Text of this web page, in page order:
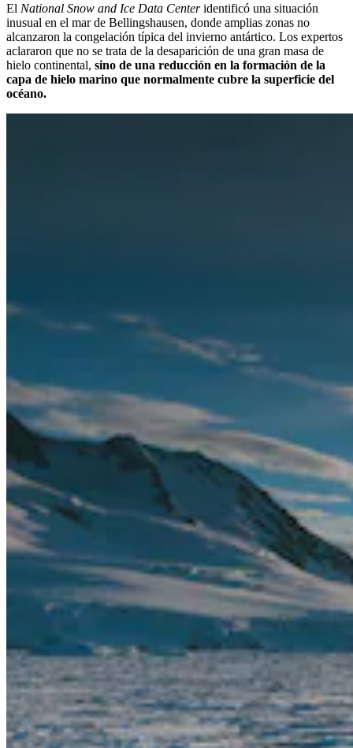
El National Snow and Ice Data Centeridentificó una situación
inusual en el mar de Bellingshausen, donde amplias zonas no
alcanzaron la congelación típica del invierno antártico. Los expertos
aclararon que no se trata de la desaparición de una gran masa de
hielo continental, sino de una reducción en la formación de la
capa de hielo marino que normalmente cubre la superficie del
océano.